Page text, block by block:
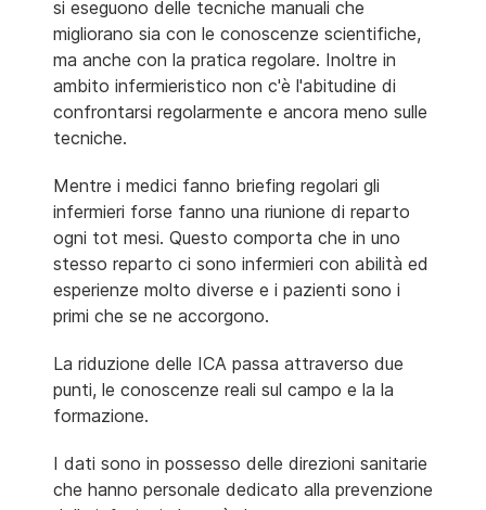
si eseguono delle tecniche manuali che
migliorano sia con le conoscenze scientifiche,
ma anche con la pratica regolare. Inoltre in
ambito infermieristico non c'è l'abitudine di
confrontarsi regolarmente e ancora meno sulle
tecniche.
Mentre i medici fanno briefing regolari gli
infermieri forse fanno una riunione di reparto
ogni tot mesi. Questo comporta che in uno
stesso reparto ci sono infermieri con abilità ed
esperienze molto diverse e i pazienti sono i
primi che se ne accorgono.
La riduzione delle ICA passa attraverso due
punti, le conoscenze reali sul campo e la la
formazione.
I dati sono in possesso delle direzioni sanitarie
che hanno personale dedicato alla prevenzione